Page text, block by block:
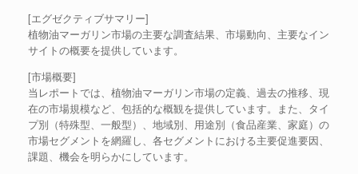
[エグゼクティブサマリー]
植物油マーガリン市場の主要な調査結果、市場動向、主要なイン
サイトの概要を提供しています。
[市場概要]
当レポートでは、植物油マーガリン市場の定義、過去の推移、現
在の市場規模など、包括的な概観を提供しています。また、タイ
プ別（特殊型、一般型）、地域別、用途別（食品産業、家庭）の
市場セグメントを網羅し、各セグメントにおける主要促進要因、
課題、機会を明らかにしています。